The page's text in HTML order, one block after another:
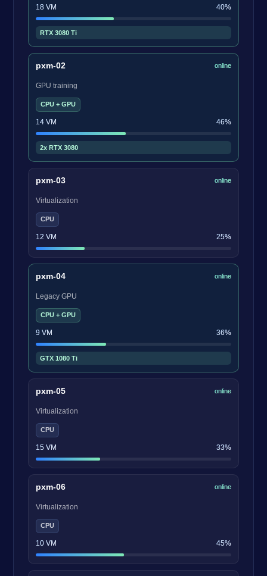
18 VM 40%
RTX 3080 Ti
pxm-02 online
GPU training
CPU + GPU
14 VM 46%
2x RTX 3080
pxm-03 online
Virtualization
CPU
12 VM 25%
pxm-04 online
Legacy GPU
CPU + GPU
9 VM 36%
GTX 1080 Ti
pxm-05 online
Virtualization
CPU
15 VM 33%
pxm-06 online
Virtualization
CPU
10 VM 45%